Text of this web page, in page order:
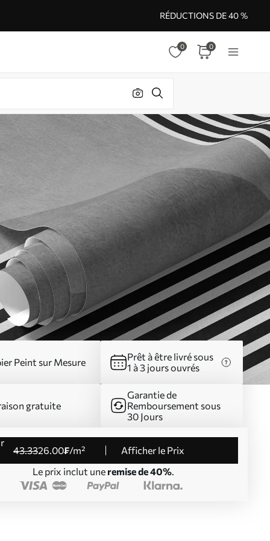
RÉDUCTIONS DE 40 %
0 0
Peint sur Mesure
Prêt à être livré sous
1 à 3 jours ouvrés
gratuite
Garantie de
Remboursement sous
30 Jours
43.3326.00₣/m²
Afficher le Prix
Le prix inclut une remise de 40%.